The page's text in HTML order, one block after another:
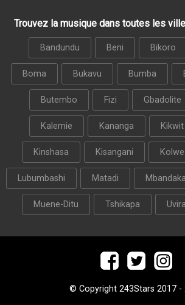
Trouvez la musique dans toutes les
Bandundu Beni Bikoro
Boma Bukavu Bumba
Butembo Fizi Gbadolite
Kalemie Kananga Kikwit
Kinshasa Kisangani
Lubumbashi Matadi Mbandaka
Muene-Ditu Tshikapa Uvira
© Copyright 243Stars 2017 -